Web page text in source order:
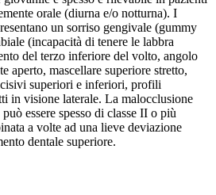
orale (diurna e/o notturna). I
un sorriso gengivale (gummy
(incapacità di tenere le labbra
del terzo inferiore del volto, angolo
aperto, mascellare superiore stretto,
superiori e inferiori, profili
in visione laterale. La malocclusione
essere spesso di classe II o più
a volte ad una lieve deviazione
dentale superiore.